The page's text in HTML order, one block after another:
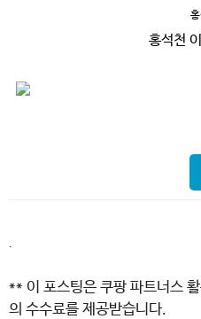
홍석천
.
** 이 포스팅은 쿠팡 파트너스
의 수수료를 제공받습니다.